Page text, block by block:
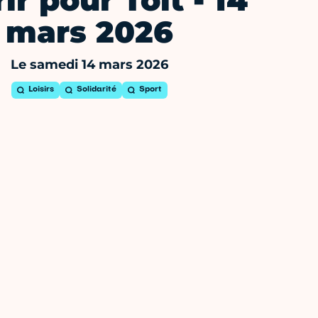
mars 2026
Le samedi 14 mars 2026
Loisirs Solidarité Sport